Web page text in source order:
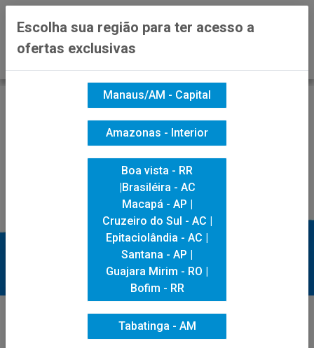
Escolha sua região para ter acesso a
ofertas exclusivas
Manaus/AM - Capital
Amazonas - Interior
Boa vista - RR
|Brasiléira - AC
Macapá - AP |
Cruzeiro do Sul - AC |
Epitaciolândia - AC |
Santana - AP |
Guajara Mirim - RO |
Bofim - RR
Tabatinga - AM